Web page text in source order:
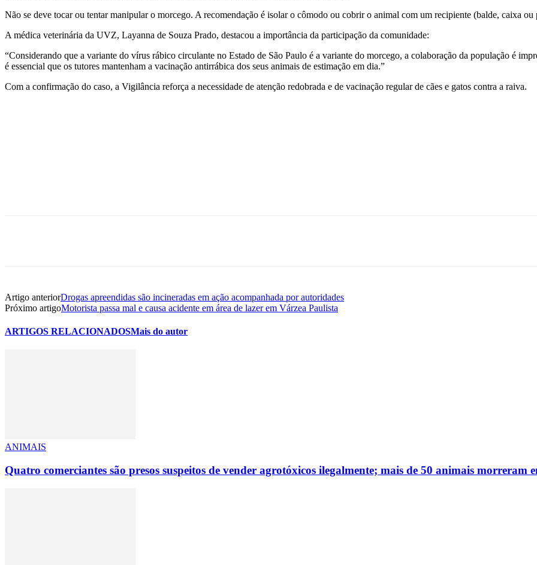
Não se deve tocar ou tentar manipular o morcego. A recomendação é isolar o cômodo ou cobrir o animal com um recipiente (balde, caixa ou
A médica veterinária da UVZ, Layanna de Souza Prado, destacou a importância da participação da comunidade:
“Considerando que a variante do vírus rábico circulante no Estado de São Paulo é a variante do morcego, a colaboração da população é
é essencial que os tutores mantenham a vacinação antirrábica dos seus animais de estimação em dia.”
Com a confirmação do caso, a Vigilância reforça a necessidade de atenção redobrada e de vacinação regular de cães e gatos contra a raiva.
Artigo anteriorDrogas apreendidas são incineradas em ação acompanhada por autoridades
Próximo artigoMotorista passa mal e causa acidente em área de lazer em Várzea Paulista
ARTIGOS RELACIONADOSMais do autor
ANIMAIS
Quatro comerciantes são presos suspeitos de vender agrotóxicos ilegalmente; mais de 50 animais morreram